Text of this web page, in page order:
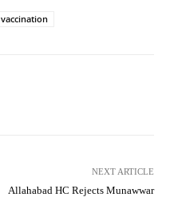
vaccination
NEXT ARTICLE
Allahabad HC Rejects Munawwar